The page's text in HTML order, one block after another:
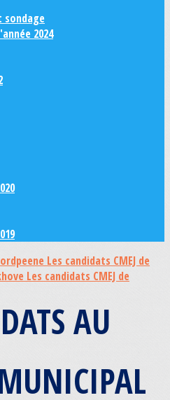
2024
Les candidats CMEJ de
Les candidats CMEJ de
AU